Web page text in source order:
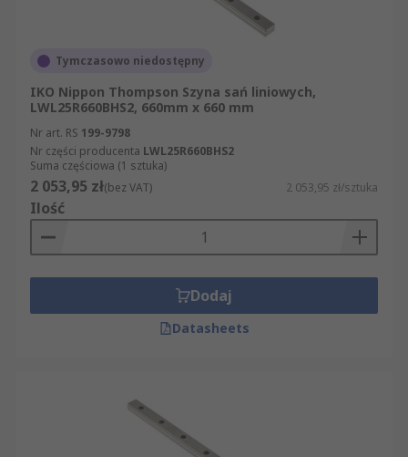
Tymczasowo niedostępny
IKO Nippon Thompson Szyna sań liniowych,
LWL25R660BHS2, 660mm x 660 mm
Nr art. RS 199-9798
Nr części producenta LWL25R660BHS2
Suma częściowa (1 sztuka)
2 053,95 zł(bez VAT) 2 053,95 zł/sztuka
Ilość
Dodaj
Datasheets